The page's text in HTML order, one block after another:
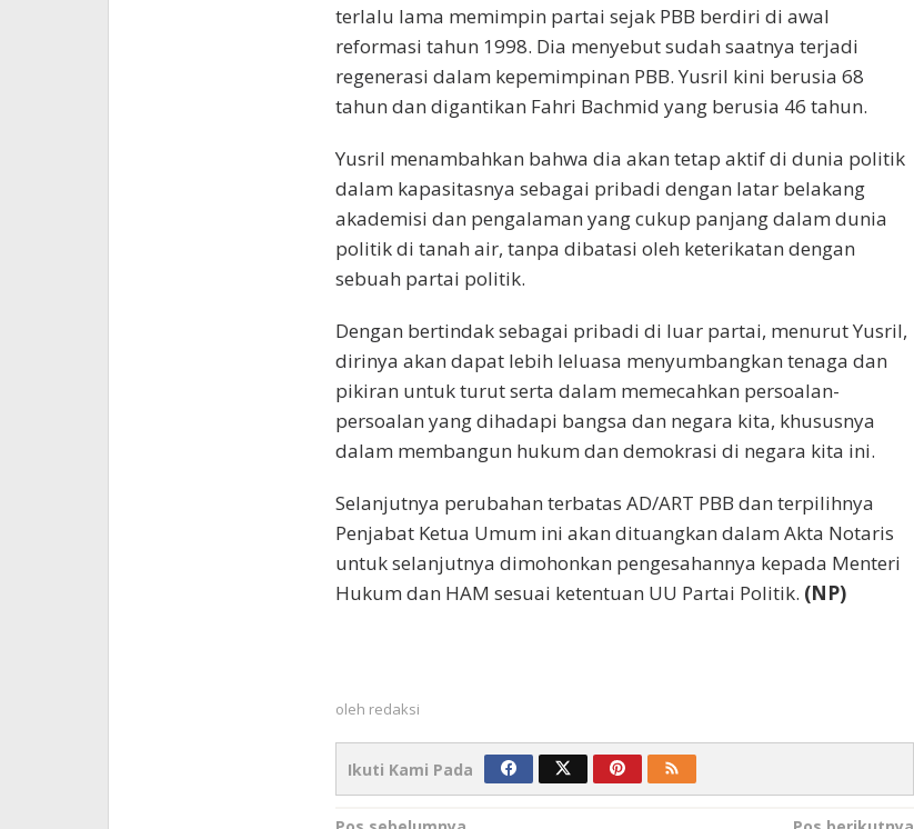
terlalu lama memimpin partai sejak PBB berdiri di awal
reformasi tahun 1998. Dia menyebut sudah saatnya terjadi
regenerasi dalam kepemimpinan PBB. Yusril kini berusia 68
tahun dan digantikan Fahri Bachmid yang berusia 46 tahun.
Yusril menambahkan bahwa dia akan tetap aktif di dunia politik
dalam kapasitasnya sebagai pribadi dengan latar belakang
akademisi dan pengalaman yang cukup panjang dalam dunia
politik di tanah air, tanpa dibatasi oleh keterikatan dengan
sebuah partai politik.
Dengan bertindak sebagai pribadi di luar partai, menurut Yusril,
dirinya akan dapat lebih leluasa menyumbangkan tenaga dan
pikiran untuk turut serta dalam memecahkan persoalan-
persoalan yang dihadapi bangsa dan negara kita, khususnya
dalam membangun hukum dan demokrasi di negara kita ini.
Selanjutnya perubahan terbatas AD/ART PBB dan terpilihnya
Penjabat Ketua Umum ini akan dituangkan dalam Akta Notaris
untuk selanjutnya dimohonkan pengesahannya kepada Menteri
Hukum dan HAM sesuai ketentuan UU Partai Politik. (NP)
oleh redaksi
Ikuti Kami Pada